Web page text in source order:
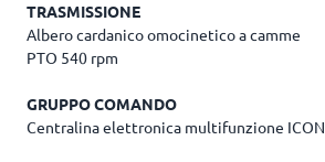
TRASMISSIONE
Albero cardanico omocinetico a camme
PTO 540 rpm
GRUPPO COMANDO
Centralina elettronica multifunzione ICON